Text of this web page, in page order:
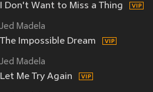
I Don't Want to Miss a Thing
Jed Madela
The Impossible Dream
Jed Madela
Let Me Try Again